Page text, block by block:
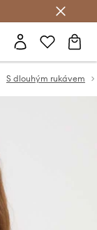
S dlouhým rukávem